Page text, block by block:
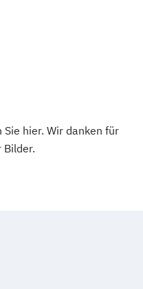
hier. Wir danken für
Bilder.